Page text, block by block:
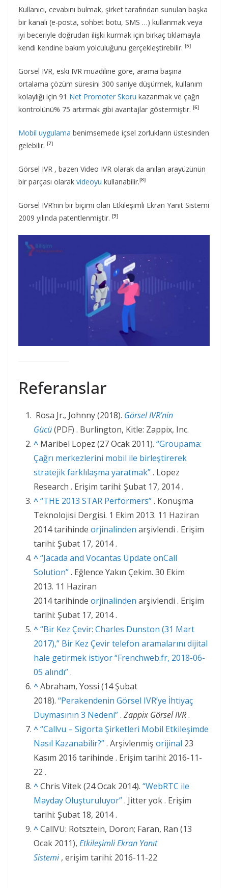
Kullanıcı, cevabını bulmak, şirket tarafından sunulan başka
bir kanalı (e-posta, sohbet botu, SMS …) kullanmak veya
iyi beceriyle doğrudan ilişki kurmak için birkaç tıklamayla
kendi kendine bakım yolculuğunu gerçekleştirebilir. [5]
Görsel IVR, eski IVR muadiline göre, arama başına
ortalama çözüm süresini 300 saniye düşürmek, kullanım
kolaylığı için 91 Net Promoter Skoru kazanmak ve çağrı
kontrolünü% 75 artırmak gibi avantajlar göstermiştir. [6]
Mobil uygulama benimsemede içsel zorlukların üstesinden
gelebilir. [7]
Görsel IVR , bazen Video IVR olarak da anılan arayüzünün
bir parçası olarak videoyu kullanabilir.[8]
Görsel IVR’nin bir biçimi olan Etkileşimli Ekran Yanıt Sistemi
2009 yılında patentlenmiştir. [9]
Referanslar
Rosa Jr., Johnny (2018). Görsel IVR’nin
Gücü(PDF) . Burlington, Kitle: Zappix, Inc.
^ Maribel Lopez (27 Ocak 2011). “Groupama:
Çağrı merkezlerini mobil ile birleştirerek
stratejik farklılaşma yaratmak”. Lopez
Research . Erişim tarihi: Şubat 17, 2014 .
^“THE 2013 STAR Performers”. Konuşma
Teknolojisi Dergisi. 1 Ekim 2013. 11 Haziran
2014 tarihinde orjinalinden arşivlendi . Erişim
tarihi: Şubat 17, 2014 .
^“Jacada and Vocantas Update onCall
Solution”. Eğlence Yakın Çekim. 30 Ekim
2013. 11 Haziran
2014 tarihinde orjinalinden arşivlendi . Erişim
tarihi: Şubat 17, 2014 .
^“Bir Kez Çevir: Charles Dunston (31 Mart
2017),” Bir Kez Çevir telefon aramalarını dijital
hale getirmek istiyor “Frenchweb.fr, 2018-06-
05 alındı”.
^Abraham, Yossi (14 Şubat
2018). “Perakendenin Görsel IVR’ye İhtiyaç
Duymasının 3 Nedeni”. Zappix Görsel IVR.
^“Callvu – Sigorta Şirketleri Mobil Etkileşimde
Nasıl Kazanabilir?”. Arşivlenmiş orijinal 23
Kasım 2016 tarihinde . Erişim tarihi: 2016-11-
22 .
^Chris Vitek (24 Ocak 2014). “WebRTC ile
Mayday Oluşturuluyor”. Jitter yok . Erişim
tarihi: Şubat 18, 2014 .
^CallVU: Rotsztein, Doron; Faran, Ran (13
Ocak 2011), Etkileşimli Ekran Yanıt
Sistemi , erişim tarihi: 2016-11-22